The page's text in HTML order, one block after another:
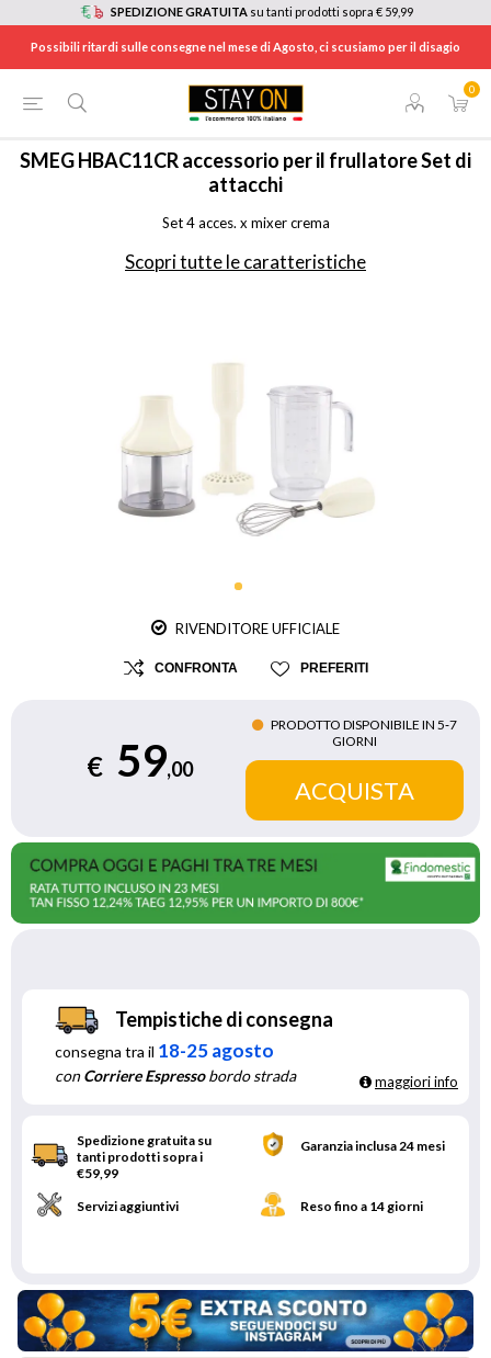
SPEDIZIONE GRATUITA su tanti prodotti sopra € 59,99
Possibili ritardi sulle consegne nel mese di Agosto, ci scusiamo per il disagio
0
HOME ELETTRODOMESTICI / CASALINGHI HBAC11CR
SMEGHBAC11CR accessorio per il frullatore Set di
attacchi
Set 4 acces. x mixer crema
Scopri tutte le caratteristiche
RIVENDITORE UFFICIALE
CONFRONTA PREFERITI
€ 59,00
PRODOTTO DISPONIBILE IN 5‑7
GIORNI
Tempistiche di consegna
consegna tra il 18-25 agosto
conCorriere Espressobordo strada maggiori info
Spedizione gratuita su
tanti prodotti sopra i
€59,99
Garanzia inclusa 24 mesi
Servizi aggiuntivi Reso fino a 14 giorni